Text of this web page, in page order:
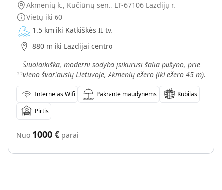
Akmenių k., Kučiūnų sen., LT-67106 Lazdijų r.
Vietų iki 60
1.5 km iki Katkiškės II tv.
880 m iki Lazdijai centro
„Šiuolaikiška, moderni sodyba įsikūrusi šalia pušyno, prie
vieno švariausių Lietuvoje, Akmenių ežero (iki ežero 45 m).
Internetas Wifi Pakrantė maudynėms
Kubilas
Pirtis
Nuo 1000 € parai